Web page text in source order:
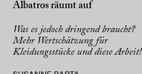
Albatros räumt auf
Was es jedoch dringend braucht?
Mehr Wertschätzung für
Kleidungsstücke und diese Arbeit!